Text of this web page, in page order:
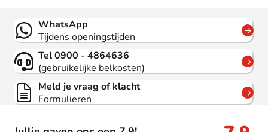
Contact
WhatsApp
Tijdens openingstijden
Tel 0900 - 4864636
(gebruikelijke belkosten)
Meld je vraag of klacht
Formulieren